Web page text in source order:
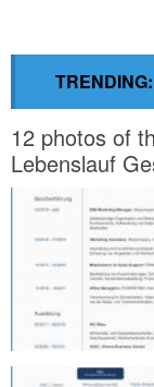
TRENDING:
12 photos of
Lebenslauf